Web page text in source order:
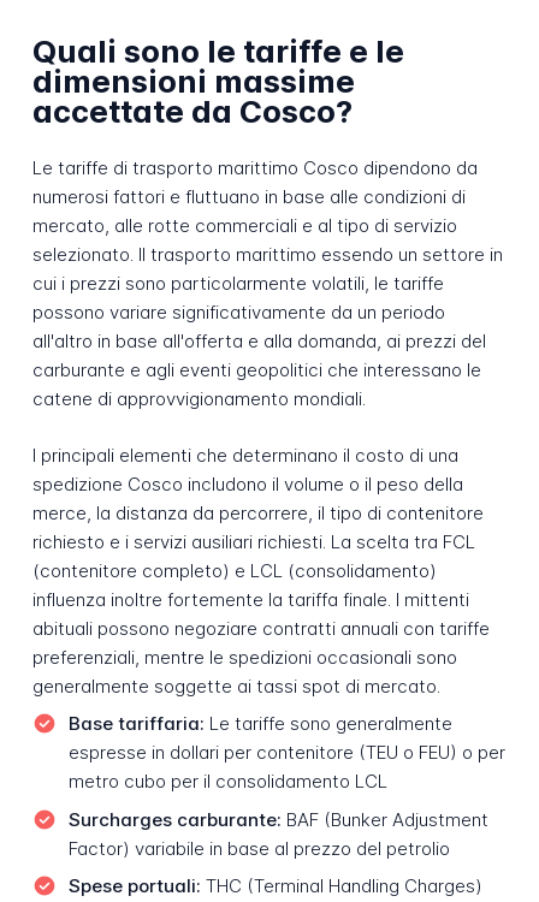
Quali sono le tariffe e le
dimensioni massime
accettate da Cosco?
Le tariffe di trasporto marittimo Cosco dipendono da
numerosi fattori e fluttuano in base alle condizioni di
mercato, alle rotte commerciali e al tipo di servizio
selezionato. Il trasporto marittimo essendo un settore in
cui i prezzi sono particolarmente volatili, le tariffe
possono variare significativamente da un periodo
all'altro in base all'offerta e alla domanda, ai prezzi del
carburante e agli eventi geopolitici che interessano le
catene di approvvigionamento mondiali.
I principali elementi che determinano il costo di una
spedizione Cosco includono il volume o il peso della
merce, la distanza da percorrere, il tipo di contenitore
richiesto e i servizi ausiliari richiesti. La scelta tra FCL
(contenitore completo) e LCL (consolidamento)
influenza inoltre fortemente la tariffa finale. I mittenti
abituali possono negoziare contratti annuali con tariffe
preferenziali, mentre le spedizioni occasionali sono
generalmente soggette ai tassi spot di mercato.
Base tariffaria: Le tariffe sono generalmente
espresse in dollari per contenitore (TEU o FEU) o per
metro cubo per il consolidamento LCL
Surcharges carburante: BAF (Bunker Adjustment
Factor) variabile in base al prezzo del petrolio
Spese portuali: THC (Terminal Handling Charges)